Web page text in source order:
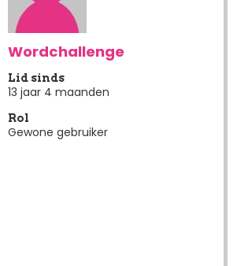
Wordchallenge
Lid sinds
13 jaar 4 maanden
Rol
Gewone gebruiker